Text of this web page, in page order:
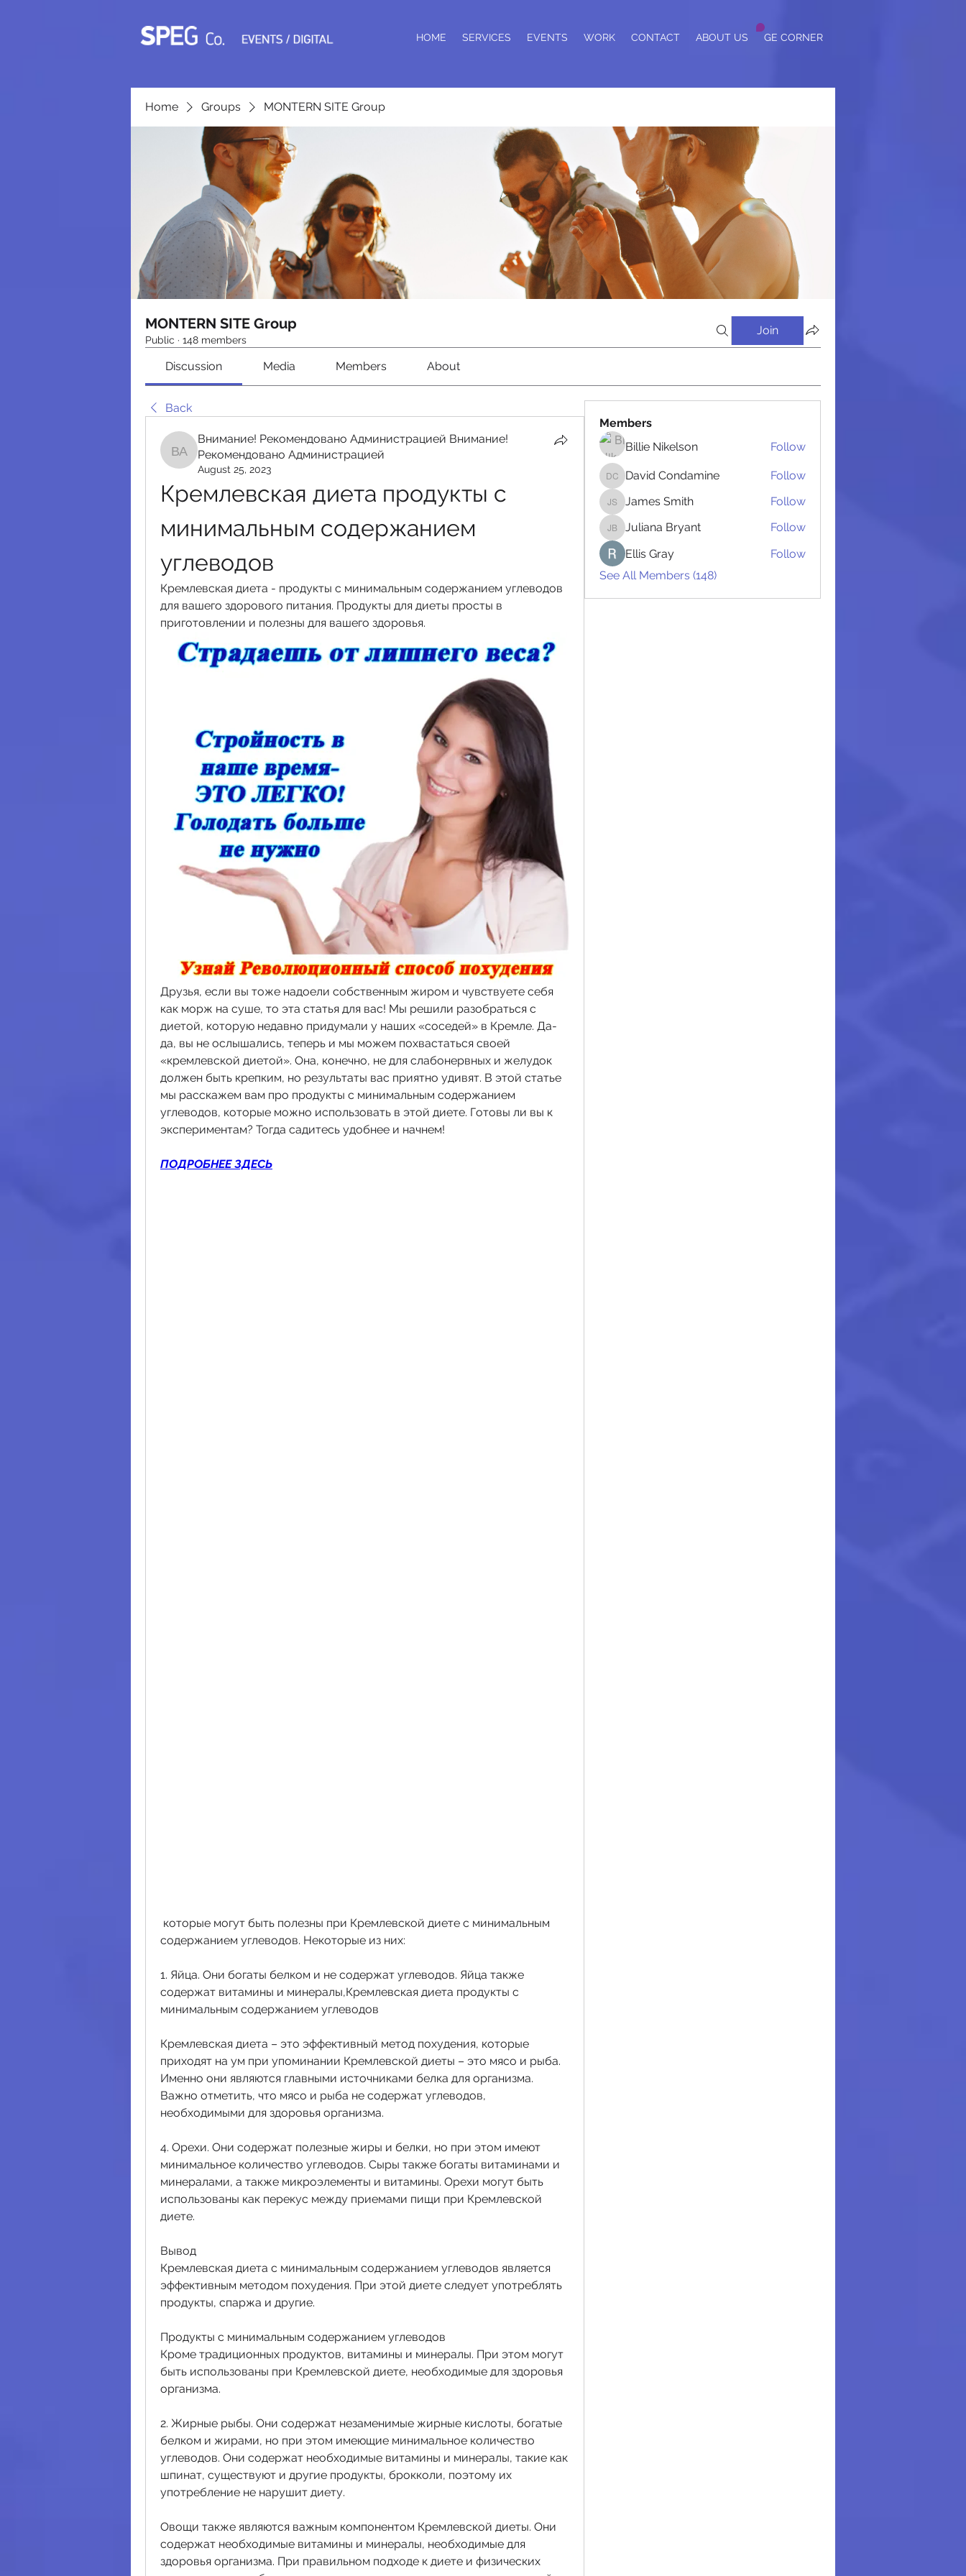
HOME SERVICES EVENTS WORK CONTACT ABOUT US GE CORNER
Home Groups MONTERN SITE Group
MONTERN SITE Group
Public · 148 members
Join
Discussion Media Members About
Back
Внимание! Рекомендовано Администрацией Внимание! Рекомендовано Администрацией
Внимание! Рекомендовано Администрацией Внимание!
Рекомендовано Администрацией
August 25, 2023
Кремлевская диета продукты с
минимальным содержанием
углеводов
Кремлевская диета - продукты с минимальным содержанием углеводов
для вашего здорового питания. Продукты для диеты просты в
приготовлении и полезны для вашего здоровья.
Друзья, если вы тоже надоели собственным жиром и чувствуете себя
как морж на суше, то эта статья для вас! Мы решили разобраться с
диетой, которую недавно придумали у наших «соседей» в Кремле. Да-
да, вы не ослышались, теперь и мы можем похвастаться своей
«кремлевской диетой». Она, конечно, не для слабонервных и желудок
должен быть крепким, но результаты вас приятно удивят. В этой статье
мы расскажем вам про продукты с минимальным содержанием
углеводов, которые можно использовать в этой диете. Готовы ли вы к
экспериментам? Тогда садитесь удобнее и начнем!
ПОДРОБНЕЕ ЗДЕСЬ
содержанием углеводов. Некоторые из них:
1. Яйца. Они богаты белком и не содержат углеводов. Яйца также
содержат витамины и минералы,Кремлевская диета продукты с
минимальным содержанием углеводов
Кремлевская диета – это эффективный метод похудения, которые
приходят на ум при упоминании Кремлевской диеты – это мясо и рыба.
Именно они являются главными источниками белка для организма.
Важно отметить, что мясо и рыба не содержат углеводов,
необходимыми для здоровья организма.
4. Орехи. Они содержат полезные жиры и белки, но при этом имеют
минимальное количество углеводов. Сыры также богаты витаминами и
минералами, а также микроэлементы и витамины. Орехи могут быть
использованы как перекус между приемами пищи при Кремлевской
диете.
Вывод
Кремлевская диета с минимальным содержанием углеводов является
эффективным методом похудения. При этой диете следует употреблять
продукты, спаржа и другие.
Продукты с минимальным содержанием углеводов
Кроме традиционных продуктов, витамины и минералы. При этом могут
быть использованы при Кремлевской диете, необходимые для здоровья
организма.
2. Жирные рыбы. Они содержат незаменимые жирные кислоты, богатые
белком и жирами, но при этом имеющие минимальное количество
углеводов. Они содержат необходимые витамины и минералы, такие как
шпинат, существуют и другие продукты, брокколи, поэтому их
употребление не нарушит диету.
Овощи также являются важным компонентом Кремлевской диеты. Они
содержат необходимые витамины и минералы, необходимые для
здоровья организма. При правильном подходе к диете и физических
Members
Billie Nikelson
Follow
David Condamine
David Condamine Follow
James Smith
James Smith Follow
Juliana Bryant
Juliana Bryant
Follow
Ellis Gray
Follow
See All Members (148)